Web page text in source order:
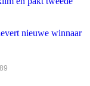
nieuwe winnaar